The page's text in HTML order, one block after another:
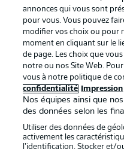
Mentions Légales
Déclaration de
confidentialité
Impression
annonces qui vous sont
pour vous. Vous pouvez
modifier vos choix ou pour
moment en cliquant sur le
de page. Les choix que
notre ou nos Site Web.
vous à notre politique de
confidentialité
Impression
Nos équipes ainsi que
des données selon les
Utiliser des données de
activement les
l’identification. Stocker et/